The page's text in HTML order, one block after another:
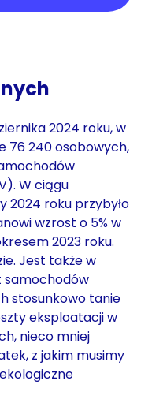
2024 roku, w
76 240 osobowych,
W ciągu
2024 roku przybyło
wzrost o 5% w
2023 roku.
Jest także w
samochodów
stosunkowo tanie
eksploatacji w
nieco mniej
z jakim musimy